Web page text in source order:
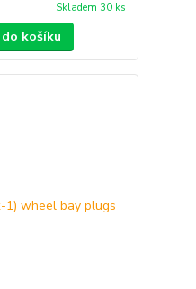
Skladem 30 ks
košíku